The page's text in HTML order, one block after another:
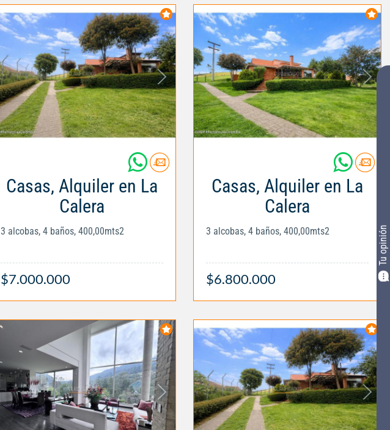
Tu opinión
Casas, Alquiler en La
Calera
3 alcobas, 4 baños, 400,00mts2
$7.000.000
Casas, Alquiler en La
Calera
3 alcobas, 4 baños, 400,00mts2
$6.800.000